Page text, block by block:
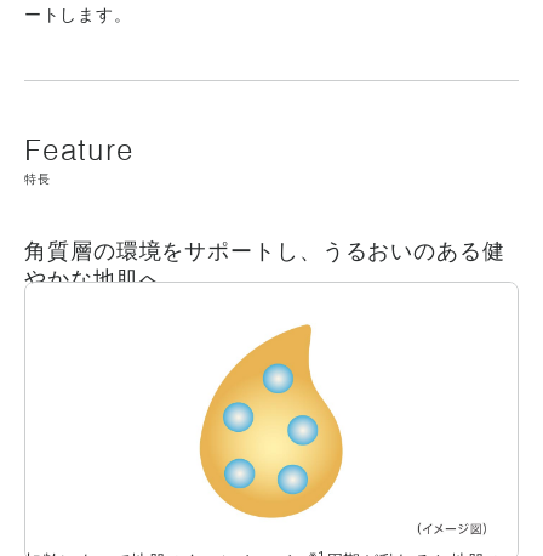
ートします。
特長
角質層の環境をサポートし、うるおいのある健
やかな地肌へ